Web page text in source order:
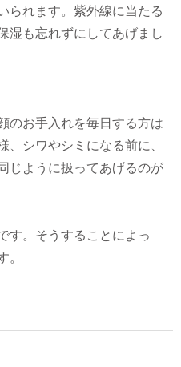
られます。紫外線に当たる
湿も忘れずにしてあげまし
のお手入れを毎日する方は
、シワやシミになる前に、
じように扱ってあげるのが
す。そうすることによっ
。